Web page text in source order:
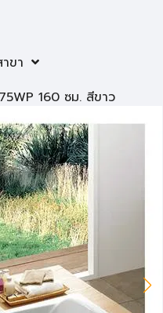
ขา
160 ซม. สีขาว